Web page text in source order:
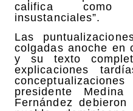
califica como
insustanciales”.
Las
colgadas anoche en
y su texto
explicaciones
presidente
Fernández